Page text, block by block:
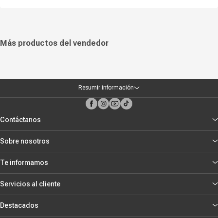
Más productos del vendedor
Resumir información
Contáctanos
Sobre nosotros
Te informamos
Servicios al cliente
Destacados